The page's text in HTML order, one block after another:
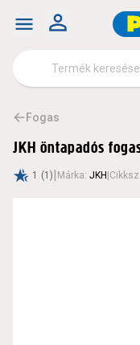
Fogas
JKH öntapadós
1 (1)| Márka: JKH